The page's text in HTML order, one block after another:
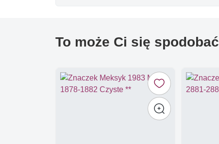
To może Ci się spodobać